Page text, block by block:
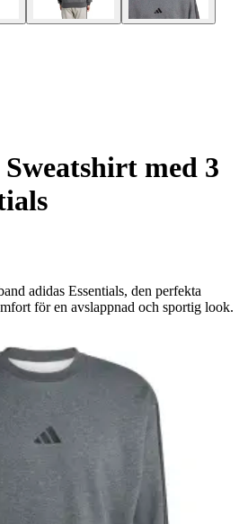
Sweatshirt med 3
adidas Essentials, den perfekta
för en avslappnad och sportig look.